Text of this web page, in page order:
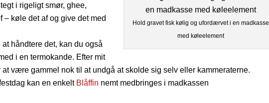
Hold gravet fisk kølig og ufordærvet i en madkasse
med køleelement
i rigeligt smør, ghee,
– køle det af og give det med
håndtere det, kan du også
i en termokande. Efter mit
være gammel nok til at undgå at skolde sig selv eller kammeraterne.
kan en enkelt Blåffin nemt medbringes i madkassen